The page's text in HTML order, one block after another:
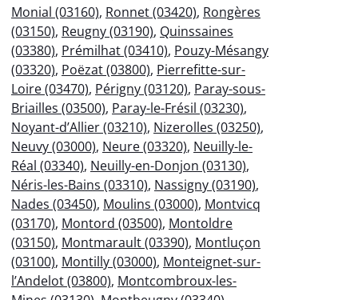
Monial (03160), Ronnet (03420), Rongères
(03150), Reugny (03190), Quinssaines
(03380), Prémilhat (03410), Pouzy-Mésangy
(03320), Poëzat (03800), Pierrefitte-sur-
Loire (03470), Périgny (03120), Paray-sous-
Briailles (03500), Paray-le-Frésil (03230),
Noyant-d’Allier (03210), Nizerolles (03250),
Neuvy (03000), Neure (03320), Neuilly-le-
Réal (03340), Neuilly-en-Donjon (03130),
Néris-les-Bains (03310), Nassigny (03190),
Nades (03450), Moulins (03000), Montvicq
(03170), Montord (03500), Montoldre
(03150), Montmarault (03390), Montluçon
(03100), Montilly (03000), Monteignet-sur-
l’Andelot (03800), Montcombroux-les-